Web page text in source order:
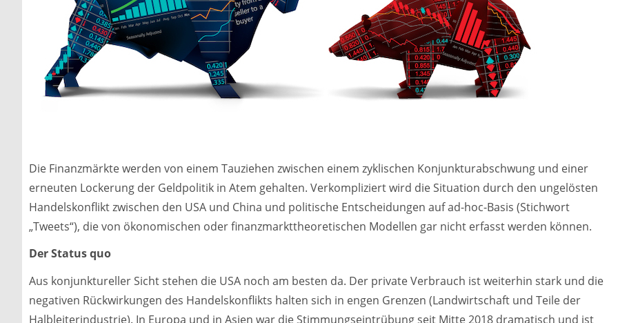
Die Finanzmärkte werden von einem Tauziehen zwischen einem zyklischen Konjunkturabschwung und einer
erneuten Lockerung der Geldpolitik in Atem gehalten. Verkompliziert wird die Situation durch den ungelösten
Handelskonflikt zwischen den USA und China und politische Entscheidungen auf ad-hoc-Basis (Stichwort
„Tweets“), die von ökonomischen oder finanzmarkttheoretischen Modellen gar nicht erfasst werden können.
Der Status quo
Aus konjunktureller Sicht stehen die USA noch am besten da. Der private Verbrauch ist weiterhin stark und die
negativen Rückwirkungen des Handelskonflikts halten sich in engen Grenzen (Landwirtschaft und Teile der
Halbleiterindustrie). In Europa und in Asien war die Stimmungseintrübung seit Mitte 2018 dramatisch und ist